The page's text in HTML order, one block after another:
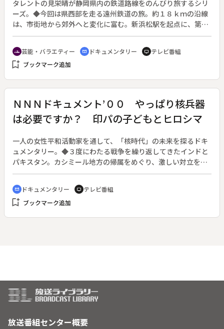
タレントの見栄晴が静岡県内の鉄道路線をのんびり旅するシリ
ーズ。◆今回は県西部を走る遠州鉄道の旅。約１８ｋｍの沿線
は、市街地から郊外へと変化に富む。新浜松駅を起点に、第一
通り、助信、上島、西ヶ崎、浜北、小林を経て柴本駅まで。
groups 芸能・バラエティー cinematic_blur ドキュメンタリー tv テレビ番組
bookmark_add ブックマーク追加
ＮＮＮドキュメント’００ やっぱり核兵器
は必要ですか？ 印パの子どもとヒロシマ
一人の女性平和活動家を通して、「核時代」の未来を探るドキ
ュメンタリー。◆３度にわたる戦争を繰り返してきたインドと
パキスタン。カシミール地方の帰属をめぐり、激しい対立を続
ける両国は、核実験を強行し、世界で核戦争が最も起こる可能
性が高い地域と指摘されている。核兵器の開発にこだわり、国
の主権を主張するインドとパキスタン。広島で平和運動に取り
組む森瀧春子さんが両国を訪問し、核兵器がもたらす悲惨さを
cinematic_blur ドキュメンタリー tv テレビ番組
bookmark_add ブックマーク追加
放送番組センター概要